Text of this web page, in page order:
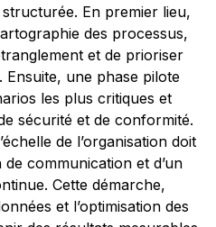
En premier lieu,
des processus,
et de prioriser
Ensuite, une phase pilote
les plus critiques et
sécurité et de conformité.
de l’organisation doit
de communication et d’un
Cette démarche,
et l’optimisation des